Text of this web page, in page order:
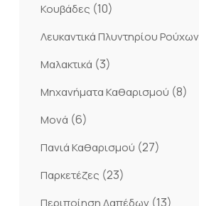
Κουβάδες (10)
Λευκαντικά Πλυντηρίου Ρούχων
Μαλακτικά (3)
Μηχανήματα Καθαρισμού (8)
Μονά (6)
Πανιά Καθαρισμού (27)
Παρκετέζες (23)
Περιποίηση Δαπέδων (13)